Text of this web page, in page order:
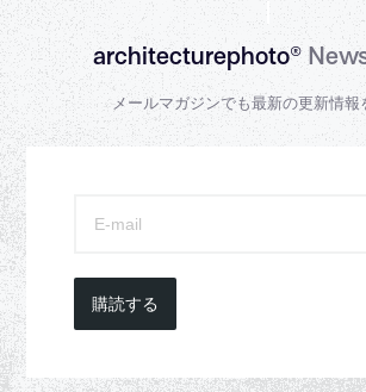
architecturephoto®
メールマガジンでも最新の更新情報
購読する